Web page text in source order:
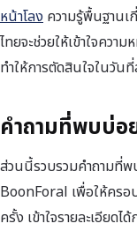
หน้าโลง ความรู้พื้นฐานเ
ไทยจะช่วยให้เข้าใจควา
ทำให้การตัดสินใจในวัน
คำถามที่พบบ่อ
ส่วนนี้รวบรวมคำถามที่
BoonForal เพื่อให้คร
ครั้ง เข้าใจรายละเอียดไ